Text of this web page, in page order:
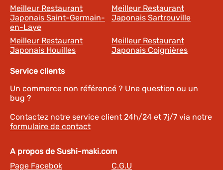
Meilleur Restaurant
Japonais Saint-Germain-
en-Laye
Meilleur Restaurant
Japonais Sartrouville
Meilleur Restaurant
Japonais Houilles
Meilleur Restaurant
Japonais Coignières
Service clients
Un commerce non référencé ? Une question ou un
bug ?
Contactez notre service client 24h/24 et 7j/7 via notre
formulaire de contact
A propos de Sushi-maki.com
Page Facebok
C.G.U